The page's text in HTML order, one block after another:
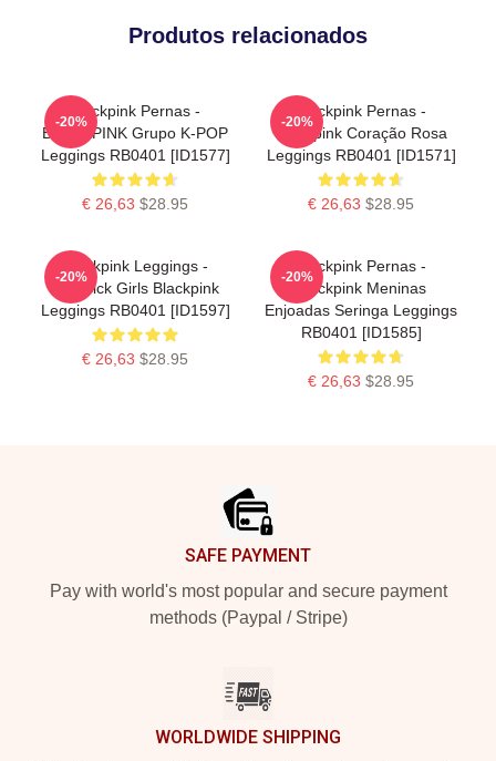
Produtos relacionados
Blackpink Pernas -
BLACKPINK Grupo K-POP
Leggings RB0401 [ID1577]
€ 26,63 $28.95
-20%
Blackpink Pernas -
Blackpink Coração Rosa
Leggings RB0401 [ID1571]
€ 26,63 $28.95
-20%
Blackpink Leggings -
Lovesick Girls Blackpink
Leggings RB0401 [ID1597]
€ 26,63 $28.95
-20%
Blackpink Pernas -
Blackpink Meninas
Enjoadas Seringa Leggings
RB0401 [ID1585]
€ 26,63 $28.95
-20%
SAFE PAYMENT
Pay with world's most popular and secure payment
methods (Paypal / Stripe)
WORLDWIDE SHIPPING